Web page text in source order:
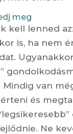
meg
kell lenned
is, ha nem
van
és
Ne